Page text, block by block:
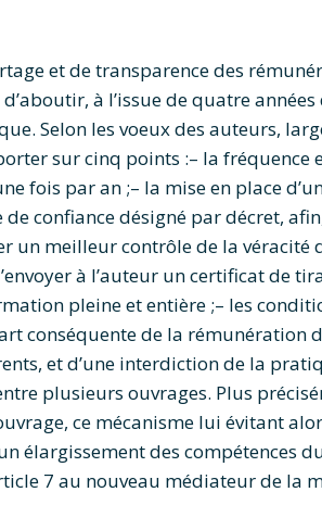
et de transparence des
à l’issue de quatre
Selon les voeux des auteurs,
sur cinq points :– la
fois par an ;– la mise en place
confiance désigné par décret,
un meilleur contrôle de la
à l’auteur un certificat de
pleine et entière ;– les
conséquente de la
et d’une interdiction de la
plusieurs ouvrages. Plus
ce mécanisme lui évitant
élargissement des
7 au nouveau médiateur de la